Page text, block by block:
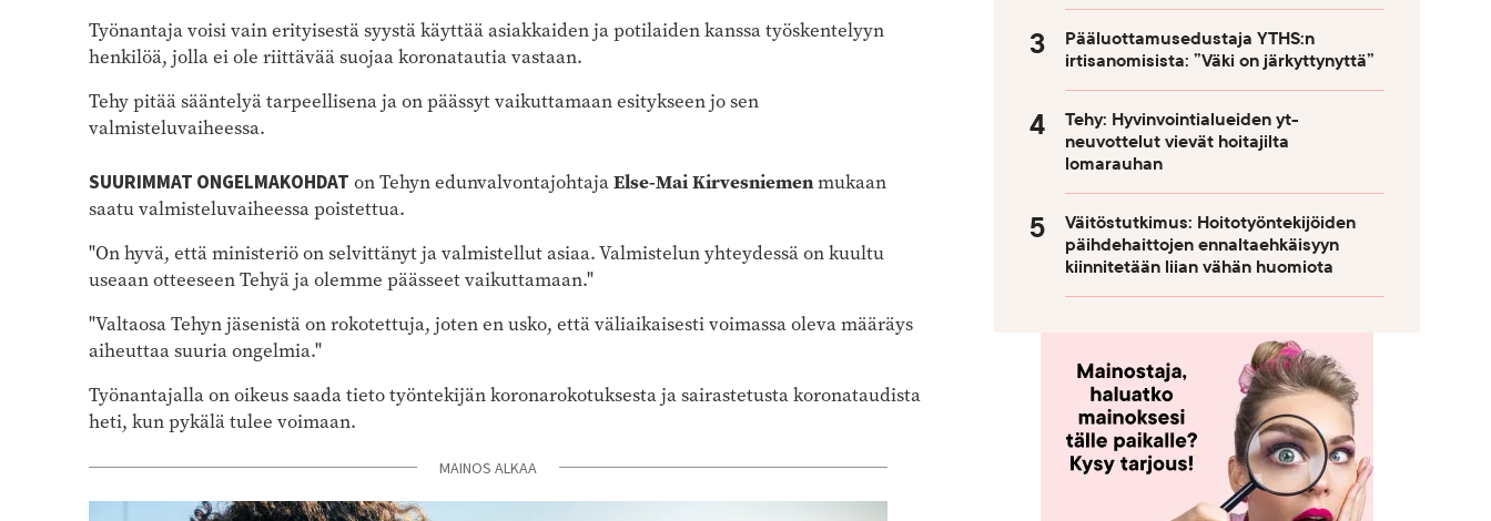
Työnantaja voisi vain erityisestä syystä käyttää asiakkaiden ja potilaiden kanssa työskentelyyn
henkilöä, jolla ei ole riittävää suojaa koronatautia vastaan.
Tehy pitää sääntelyä tarpeellisena ja on päässyt vaikuttamaan esitykseen jo sen
valmisteluvaiheessa.
SUURIMMAT ONGELMAKOHDAT on Tehyn edunvalvontajohtajaElse-Mai Kirvesniemenmukaan
saatu valmisteluvaiheessa poistettua.
"On hyvä, että ministeriö on selvittänyt ja valmistellut asiaa. Valmistelun yhteydessä on kuultu
useaan otteeseen Tehyä ja olemme päässeet vaikuttamaan."
"Valtaosa Tehyn jäsenistä on rokotettuja, joten en usko, että väliaikaisesti voimassa oleva määräys
aiheuttaa suuria ongelmia."
Työnantajalla on oikeus saada tieto työntekijän koronarokotuksesta ja sairastetusta koronataudista
heti, kun pykälä tulee voimaan.
MAINOS ALKAA
Pääluottamusedustaja YTHS:n
irtisanomisista: ”Väki on järkyttynyttä”
Tehy: Hyvinvointialueiden yt-
neuvottelut vievät hoitajilta
lomarauhan
Väitöstutkimus: Hoitotyöntekijöiden
päihdehaittojen ennaltaehkäisyyn
kiinnitetään liian vähän huomiota